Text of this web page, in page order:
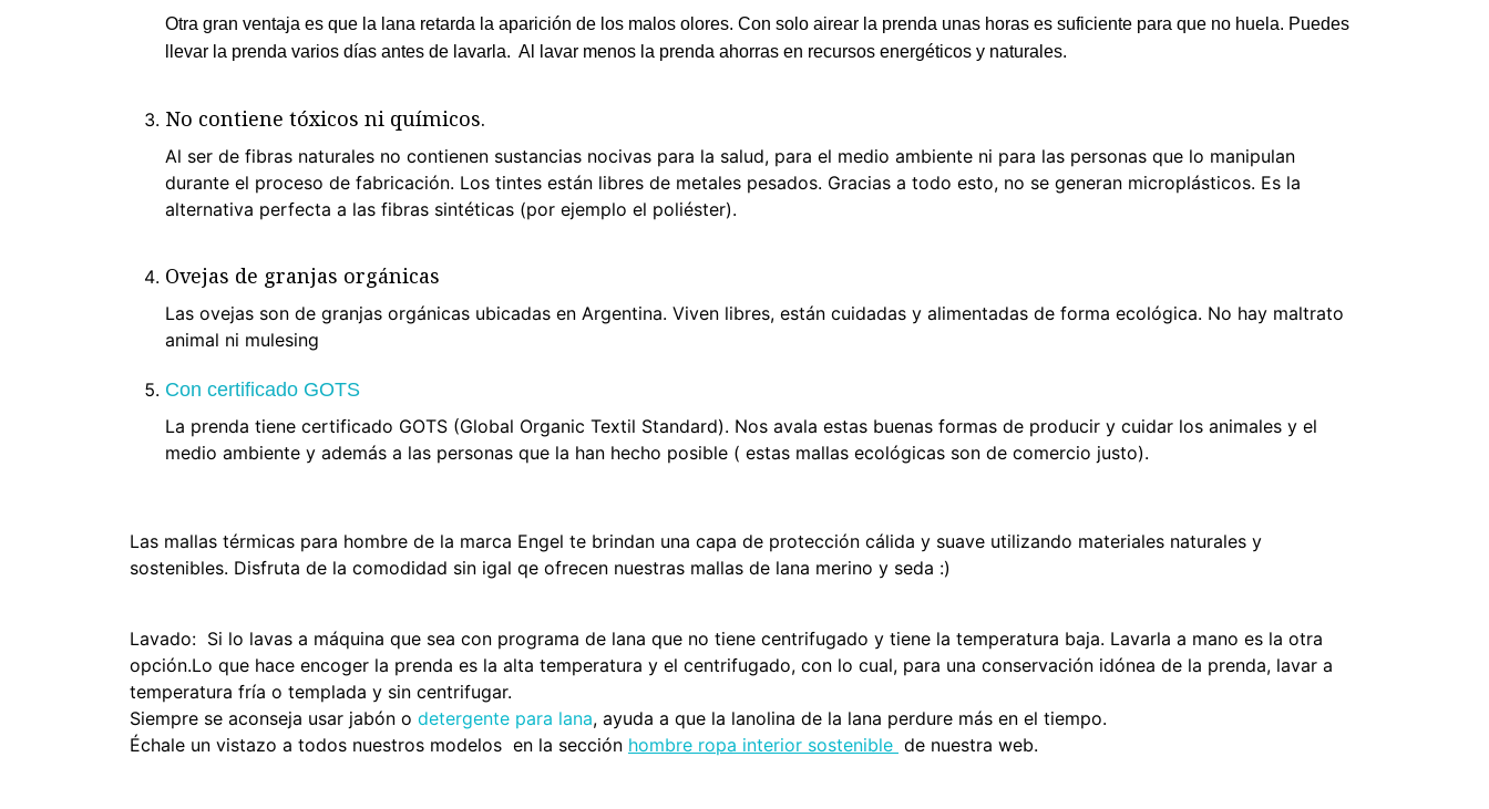
Otra gran ventaja es que la lana retarda la aparición de los malos olores. Con solo airear la prenda unas horas es suficiente para que no huela. Puedes
llevar la prenda varios días antes de lavarla. Al lavar menos la prenda ahorras en recursos energéticos y naturales.
No contiene tóxicos ni químicos.
Al ser de fibras naturales no contienen sustancias nocivas para la salud, para el medio ambiente ni para las personas que lo manipulan
durante el proceso de fabricación. Los tintes están libres de metales pesados. Gracias a todo esto, no se generan microplásticos. Es la
alternativa perfecta a las fibras sintéticas (por ejemplo el poliéster).
Ovejas de granjas orgánicas
Las ovejas son de granjas orgánicas ubicadas en Argentina. Viven libres, están cuidadas y alimentadas de forma ecológica. No hay maltrato
animal ni mulesing
Con certificado GOTS
La prenda tiene certificado GOTS (Global Organic Textil Standard). Nos avala estas buenas formas de producir y cuidar los animales y el
medio ambiente y además a las personas que la han hecho posible ( estas mallas ecológicas son de comercio justo).
Las mallas térmicas para hombre de la marca Engel te brindan una capa de protección cálida y suave utilizando materiales naturales y
sostenibles. Disfruta de la comodidad sin igal qe ofrecen nuestras mallas de lana merino y seda :)
Lavado: Si lo lavas a máquina que sea con programa de lana que no tiene centrifugado y tiene la temperatura baja. Lavarla a mano es la otra
opción.Lo que hace encoger la prenda es la alta temperatura y el centrifugado, con lo cual, para una conservación idónea de la prenda, lavar a
temperatura fría o templada y sin centrifugar.
Siempre se aconseja usar jabón o detergente para lana, ayuda a que la lanolina de la lana perdure más en el tiempo.
Échale un vistazo a todos nuestros modelos en la sección hombre ropa interior sostenible de nuestra web.